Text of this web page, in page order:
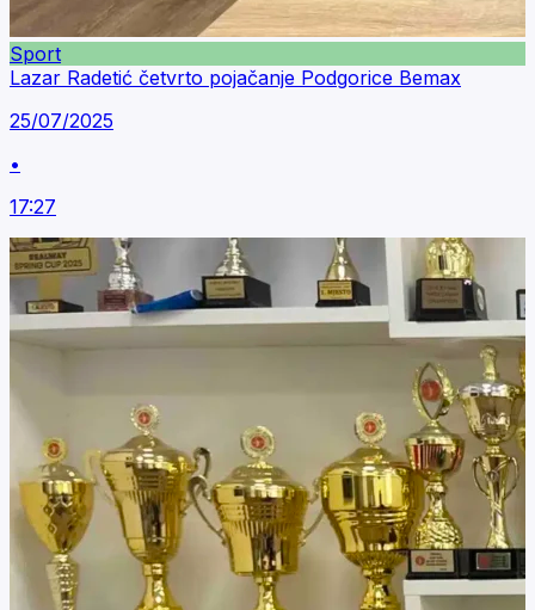
Sport
Lazar Radetić četvrto pojačanje Podgorice Bemax
25/07/2025
•
17:27